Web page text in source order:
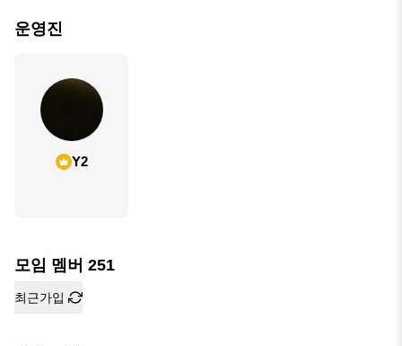
운영진
Y2
모임 멤버 251
최근가입